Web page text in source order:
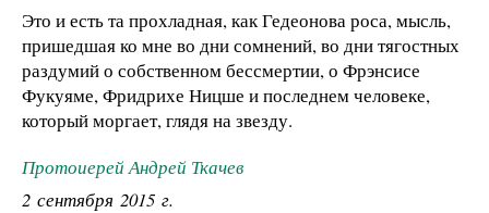
Это и есть та прохладная, как Гедеонова роса, мысль,
пришедшая ко мне во дни сомнений, во дни тягостных
раздумий о собственном бессмертии, о Фрэнсисе
Фукуяме, Фридрихе Ницше и последнем человеке,
который моргает, глядя на звезду.
Протоиерей Андрей Ткачев
2 сентября 2015 г.